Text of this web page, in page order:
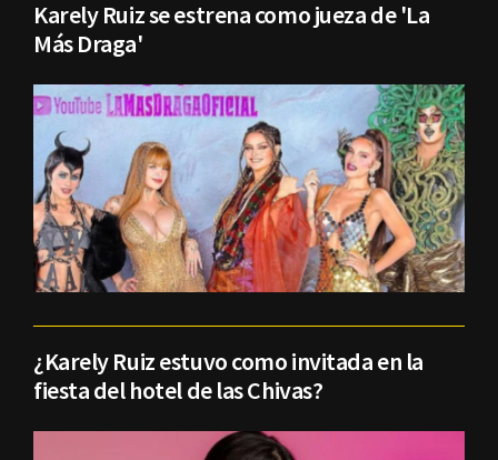
Karely Ruiz se estrena como jueza de 'La
Más Draga'
¿Karely Ruiz estuvo como invitada en la
fiesta del hotel de las Chivas?